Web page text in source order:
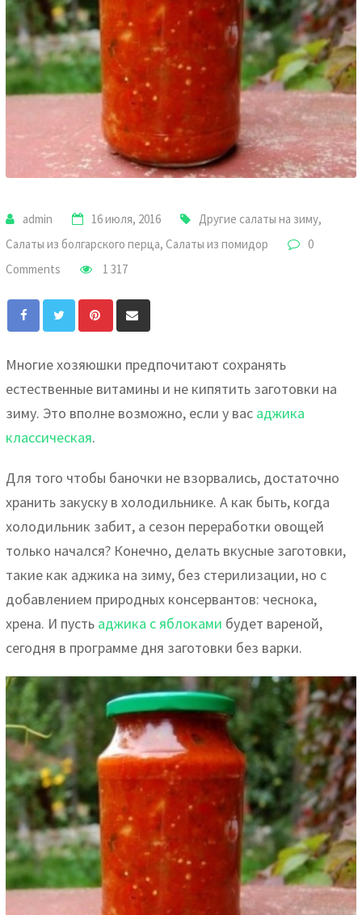
admin 16 июля, 2016 Другие салаты на зиму,
Салаты из болгарского перца, Салаты из помидор
0
Comments
1 317
Pinterest
via
Email
Многие хозяюшки предпочитают сохранять
естественные витамины и не кипятить заготовки на
зиму. Это вполне возможно, если у вас аджика
классическая.
Для того чтобы баночки не взорвались, достаточно
хранить закуску в холодильнике. А как быть, когда
холодильник забит, а сезон переработки овощей
только начался? Конечно, делать вкусные заготовки,
такие как аджика на зиму, без стерилизации, но с
добавлением природных консервантов: чеснока,
хрена. И пусть аджика с яблоками будет вареной,
сегодня в программе дня заготовки без варки.